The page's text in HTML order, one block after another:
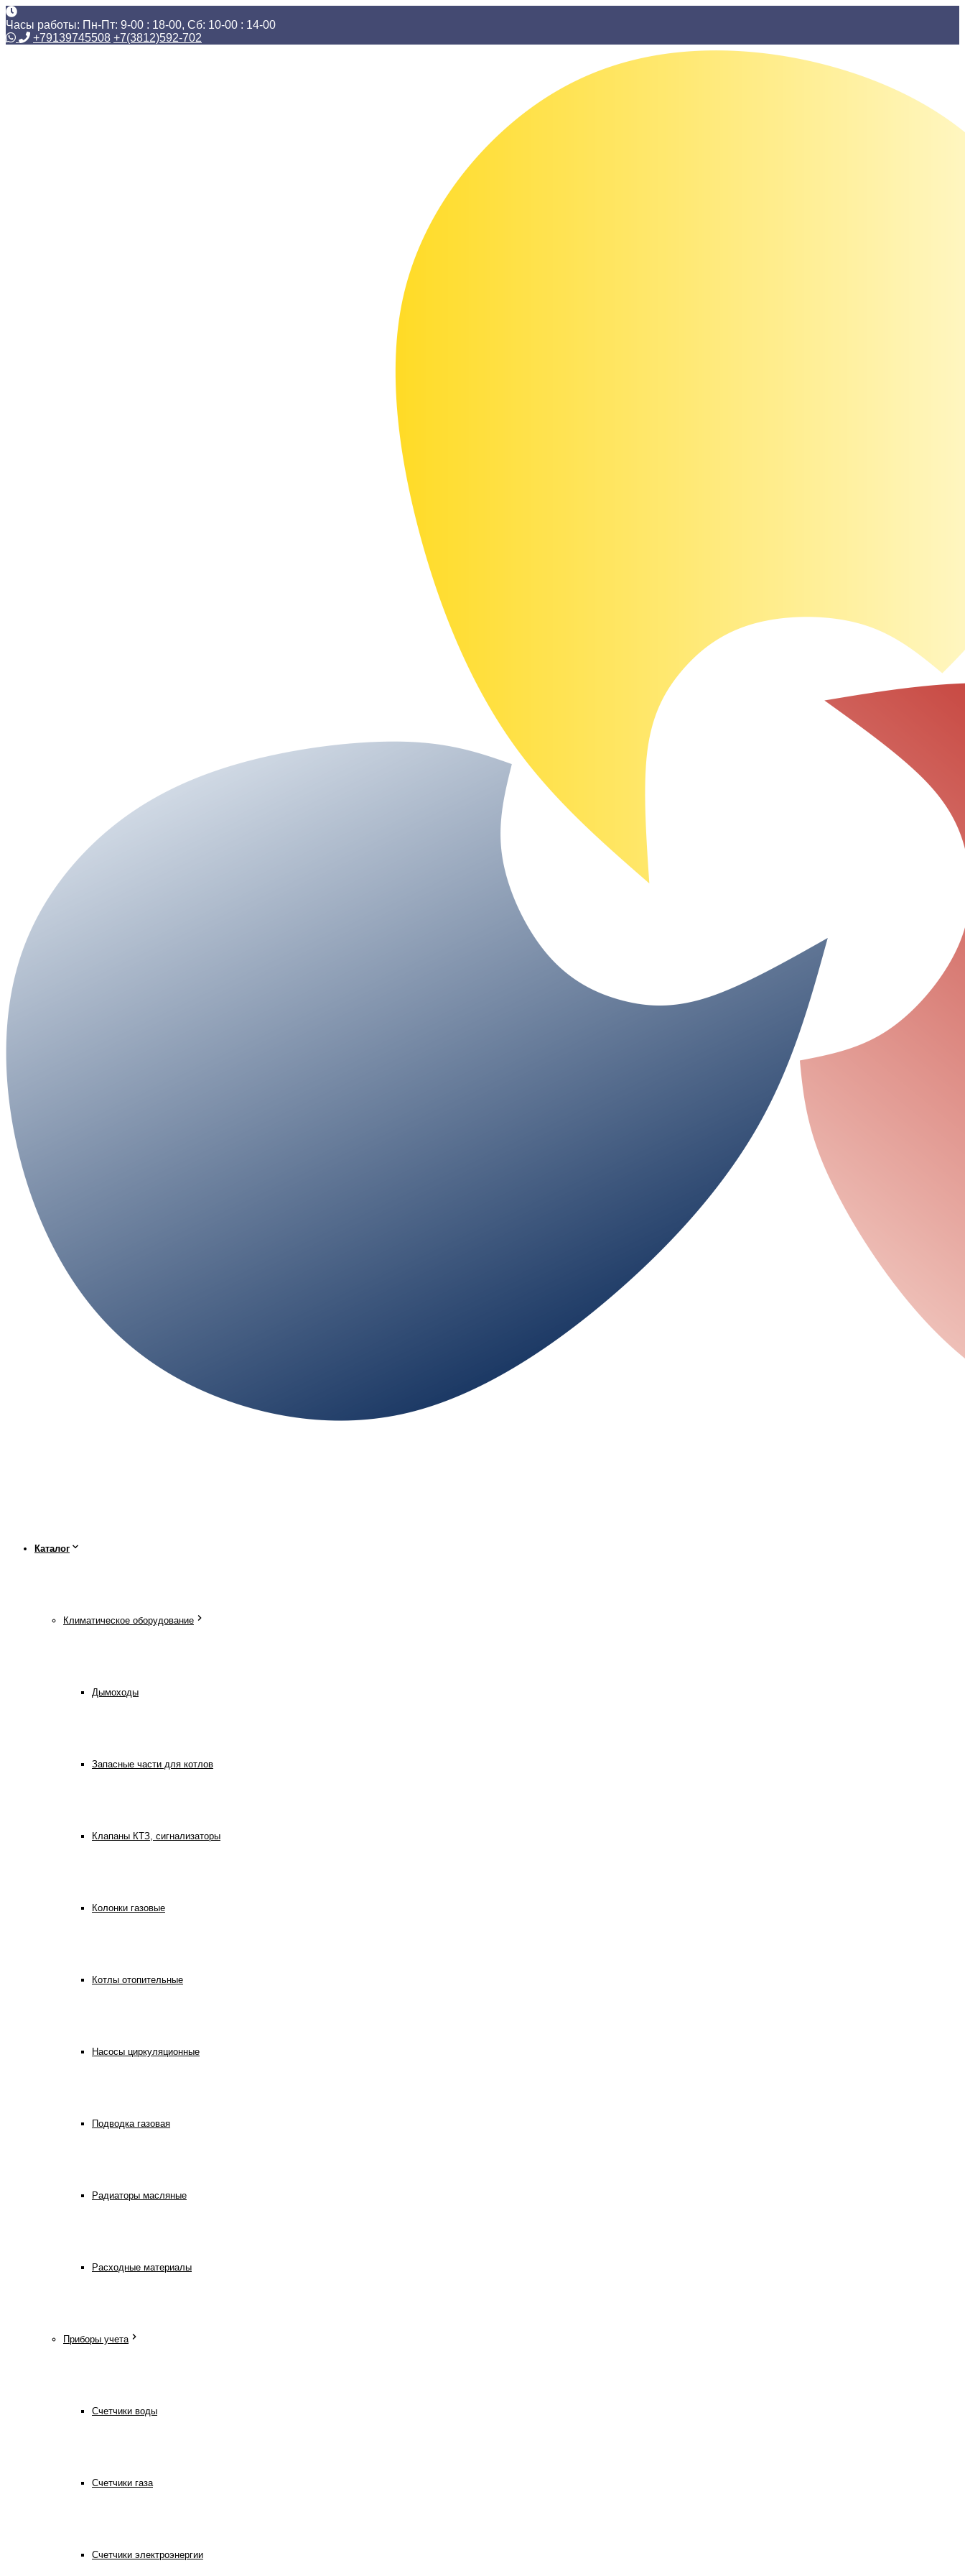
Часы работы: Пн-Пт: 9-00 : 18-00, Сб: 10-00 : 14-00
+79139745508 +7(3812)592-702
Каталог
Климатическое оборудование
Дымоходы
Запасные части для котлов
Клапаны КТЗ, сигнализаторы
Колонки газовые
Котлы отопительные
Насосы циркуляционные
Подводка газовая
Радиаторы масляные
Расходные материалы
Приборы учета
Счетчики воды
Счетчики газа
Счетчики электроэнергии